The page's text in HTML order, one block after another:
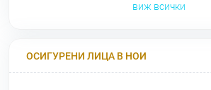
виж всички
ОСИГУРЕНИ ЛИЦА В НОИ